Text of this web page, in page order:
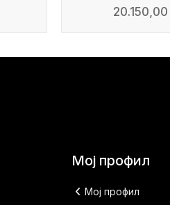
Мој профил
Мој профил